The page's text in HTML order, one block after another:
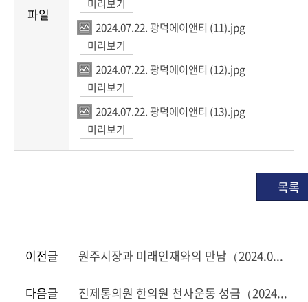
파일
미리보기
2024.07.22. 광덕에이앤티 (11).jpg
미리보기
2024.07.22. 광덕에이앤티 (12).jpg
미리보기
2024.07.22. 광덕에이앤티 (13).jpg
미리보기
목록
이전글 원주시장과 미래인재와의 만남（2024.07.22.）
다음글 진제통의원 한의원 천사운동 성금（2024.07.23.）